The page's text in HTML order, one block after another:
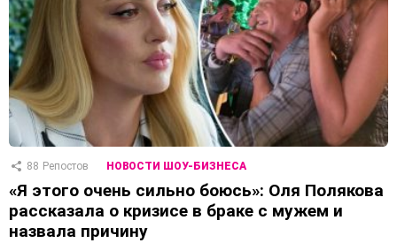
88 Репостов НОВОСТИ ШОУ-БИЗНЕСА
«Я этого очень сильно боюсь»: Оля Полякова
рассказала о кризисе в браке с мужем и
назвала причину